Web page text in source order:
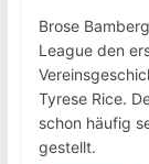
Brose
League den
Tyrese Rice.
schon häufig
gestellt.